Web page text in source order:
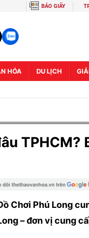
BÁO GIẤY
HÓA DU LỊCH
TPHCM?
Chơi Phú Long
– đơn vị cung